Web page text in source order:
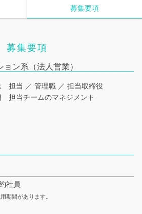
募集要項
募集要項
ョン系（法人営業）
担当 ／ 管理職 ／ 担当取締役
担当チームのマネジメント
社員
期間があります。